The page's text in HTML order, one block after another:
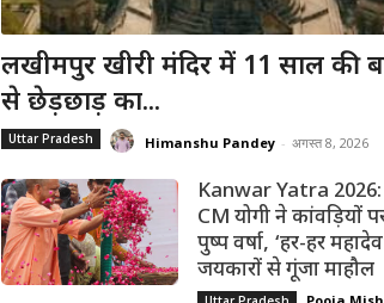
लखीमपुर खीरी मंदिर में 11 साल की
से छेड़छाड़ का...
Uttar Pradesh Himanshu Pandey - अगस्त 8, 2026
Kanwar Yatra
CM योगी ने कांवड़ियों
पुष्प वर्षा, ‘हर-हर
जयकारों से गूंजा माहौल